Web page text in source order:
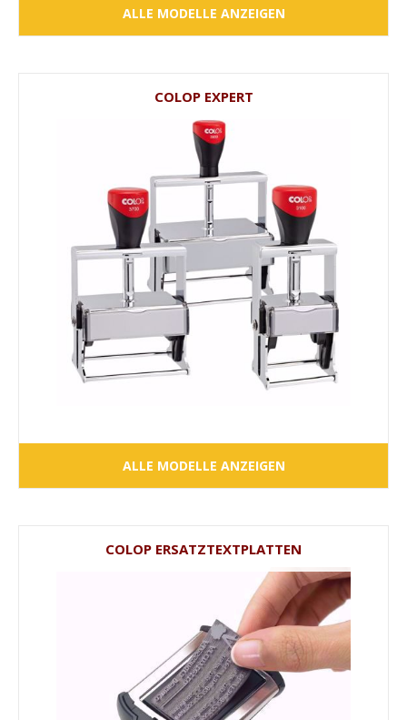
ALLE MODELLE ANZEIGEN
COLOP EXPERT
ALLE MODELLE ANZEIGEN
COLOP ERSATZTEXTPLATTEN